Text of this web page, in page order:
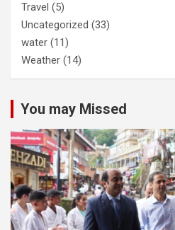
Travel (5)
Uncategorized (33)
water (11)
Weather (14)
You may Missed